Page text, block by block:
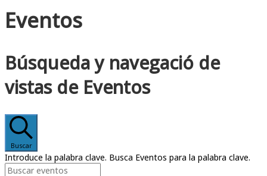
Eventos
Búsqueda y navegació de
vistas de Eventos
Buscar
Introduce la palabra clave. Busca Eventos para la palabra clave.